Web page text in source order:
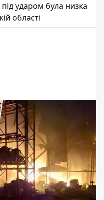
ударом була низка
області